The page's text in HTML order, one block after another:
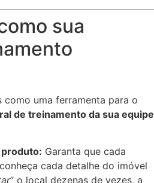
sua
uma ferramenta para o
de treinamento da sua equipe
Garanta que cada
cada detalhe do imóvel
” o local dezenas de vezes, a